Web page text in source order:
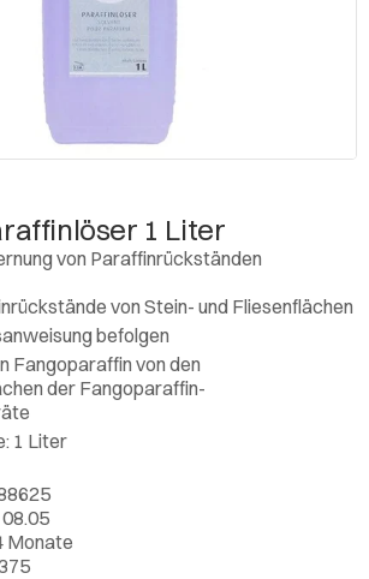
1 Liter
von Paraffinrückständen
von Stein- und Fliesenflächen
befolgen
Fangoparaffin von den
der Fangoparaffin-
1 Liter
Monate